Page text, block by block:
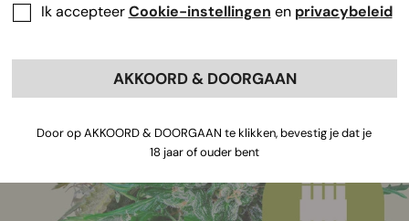
Ik accepteerCookie-instellingen en privacybeleid
AKKOORD & DOORGAAN
Door op AKKOORD & DOORGAAN te klikken, bevestig je dat je
18 jaar of ouder bent